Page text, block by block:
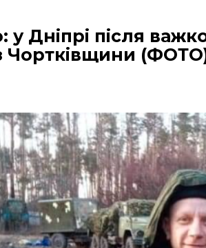
Дніпрі після
Чортківщини